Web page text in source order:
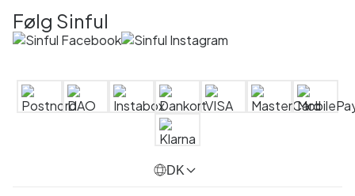
Følg Sinful
DK